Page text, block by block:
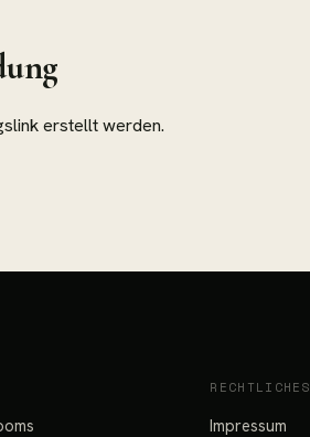
erstellt werden.
RECHTLICHES
Impressum